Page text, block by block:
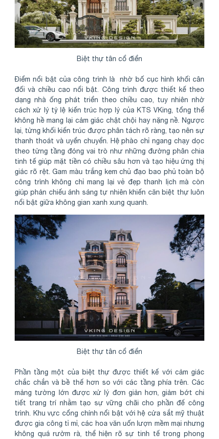
Biệt thự tân cổ điển
Điểm nổi bật của công trình là nhờ bố cục hình khối cân
đối và chiều cao nổi bật. Công trình được thiết kế theo
dạng nhà ống phát triển theo chiều cao, tuy nhiên nhờ
cách xử lý tỷ lệ kiến trúc hợp lý của KTS VKing, tổng thể
không hề mang lại cảm giác chật chội hay nặng nề. Ngược
lại, từng khối kiến trúc được phân tách rõ ràng, tạo nên sự
thanh thoát và uyển chuyển. Hệ phào chỉ ngang chạy dọc
theo từng tầng đóng vai trò như những đường phân chia
tinh tế giúp mặt tiền có chiều sâu hơn và tạo hiệu ứng thị
giác rõ rệt. Gam màu trắng kem chủ đạo bao phủ toàn bộ
công trình không chỉ mang lại vẻ đẹp thanh lịch mà còn
giúp phản chiếu ánh sáng tự nhiên khiến căn biệt thự luôn
nổi bật giữa không gian xanh xung quanh.
Biệt thự tân cổ điển
Phần tầng một của biệt thự được thiết kế với cảm giác
chắc chắn và bề thế hơn so với các tầng phía trên. Các
mảng tường lớn được xử lý đơn giản hơn, giảm bớt chi
tiết trang trí nhằm tạo sự vững chãi cho phần đế công
trình. Khu vực cổng chính nổi bật với hệ cửa sắt mỹ thuật
được gia công tỉ mỉ, các hoa văn uốn lượn mềm mại nhưng
không quá rườm rà, thể hiện rõ sự tinh tế trong phong